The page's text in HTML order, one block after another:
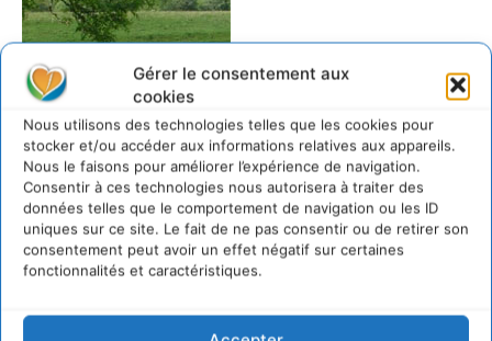
Gérer le consentement aux
cookies
Nous utilisons des technologies telles que les cookies pour
stocker et/ou accéder aux informations relatives aux appareils.
Nous le faisons pour améliorer l’expérience de navigation.
Consentir à ces technologies nous autorisera à traiter des
données telles que le comportement de navigation ou les ID
uniques sur ce site. Le fait de ne pas consentir ou de retirer son
consentement peut avoir un effet négatif sur certaines
fonctionnalités et caractéristiques.